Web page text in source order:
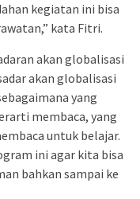
kegiatan ini bisa
kata Fitri.
akan globalisasi
akan globalisasi
yang
membaca, yang
untuk belajar.
ini agar kita bisa
bahkan sampai ke